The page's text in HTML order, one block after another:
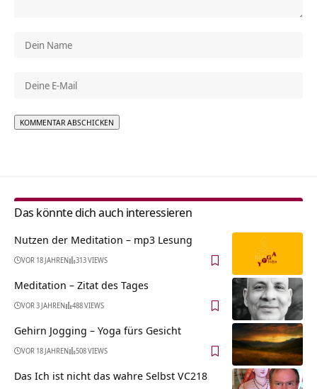
Das könnte dich auch interessieren
Nutzen der Meditation – mp3 Lesung
VOR 18 JAHREN 313 VIEWS
Meditation – Zitat des Tages
VOR 3 JAHREN 488 VIEWS
Gehirn Jogging – Yoga fürs Gesicht
VOR 18 JAHREN 508 VIEWS
Das Ich ist nicht das wahre Selbst VC218